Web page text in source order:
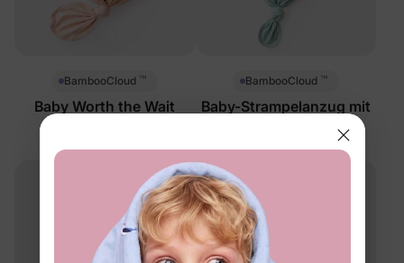
BambooCloud ™
Baby Worth the Wait
$19.99
BambooCloud ™
Baby-Strampelanzug mit
$19.99